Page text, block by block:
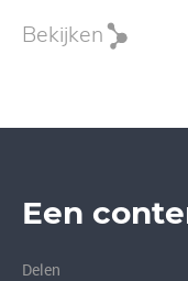
Bekijken
Een
Delen